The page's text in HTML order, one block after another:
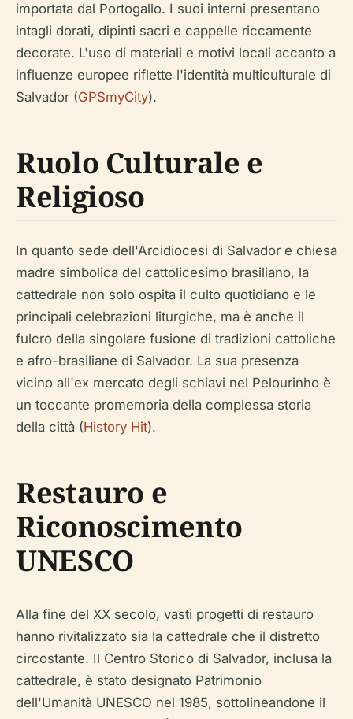
importata dal Portogallo. I suoi interni presentano
intagli dorati, dipinti sacri e cappelle riccamente
decorate. L'uso di materiali e motivi locali accanto a
influenze europee riflette l'identità multiculturale di
Salvador (GPSmyCity).
Ruolo Culturale e
Religioso
In quanto sede dell'Arcidiocesi di Salvador e chiesa
madre simbolica del cattolicesimo brasiliano, la
cattedrale non solo ospita il culto quotidiano e le
principali celebrazioni liturgiche, ma è anche il
fulcro della singolare fusione di tradizioni cattoliche
e afro-brasiliane di Salvador. La sua presenza
vicino all'ex mercato degli schiavi nel Pelourinho è
un toccante promemoria della complessa storia
della città (History Hit).
Restauro e
Riconoscimento
UNESCO
Alla fine del XX secolo, vasti progetti di restauro
hanno rivitalizzato sia la cattedrale che il distretto
circostante. Il Centro Storico di Salvador, inclusa la
cattedrale, è stato designato Patrimonio
dell'Umanità UNESCO nel 1985, sottolineandone il